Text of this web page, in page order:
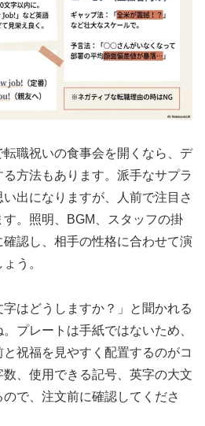
職祝いの食事会を開くなら、デ
方法もあります。派手なサプラ
出になりますが、人前で注目さ
。照明、BGM、スタッフの掛
認し、相手の性格に合わせて演
う。
はどうしますか？」と聞かれる
プレートは手紙ではないため、
祝福を見やすく配置するのがコ
、使用できる記号、英字の大文
で、注文前に確認してくださ